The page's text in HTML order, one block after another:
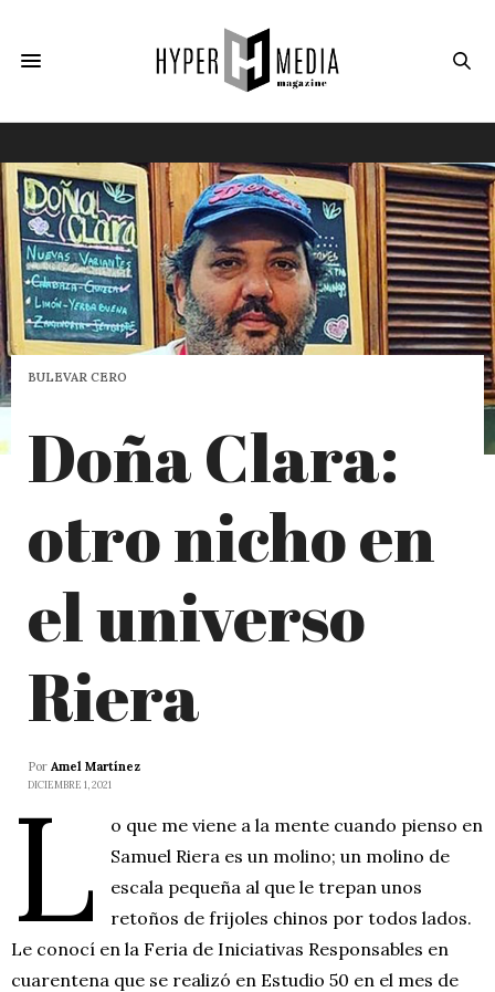
BULEVAR CERO
Doña Clara:
otro nicho en
el universo
Riera
Por Amel Martínez
DICIEMBRE 1, 2021
L
o que me viene a la mente cuando pienso en
Samuel Riera es un molino; un molino de
escala pequeña al que le trepan unos
retoños de frijoles chinos por todos lados.
Le conocí en la Feria de Iniciativas Responsables en
cuarentena que se realizó en Estudio 50 en el mes de